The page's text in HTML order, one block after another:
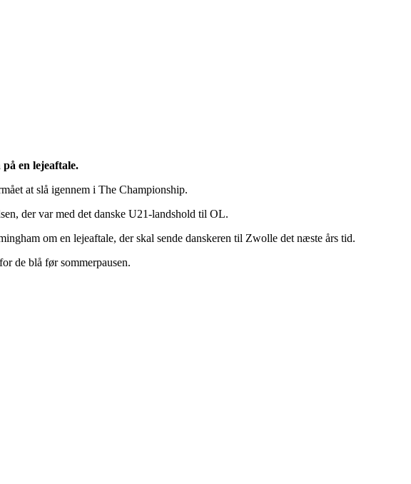
en lejeaftale.
at slå igennem i The Championship.
der var med det danske U21-landshold til OL.
om en lejeaftale, der skal sende danskeren til Zwolle det næste års tid.
de blå før sommerpausen.